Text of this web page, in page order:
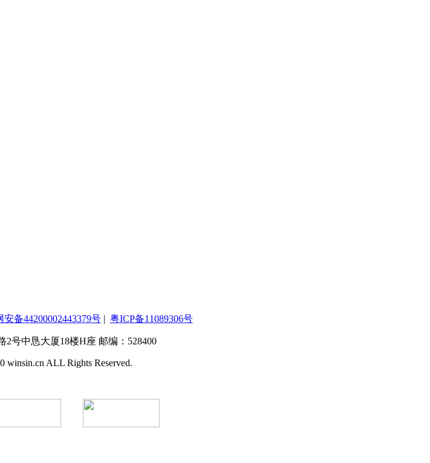
备44200002443379号| 粤ICP备11089306号
2号中恳大厦18楼H座 邮编：528400
winsin.cn ALL Rights Reserved.